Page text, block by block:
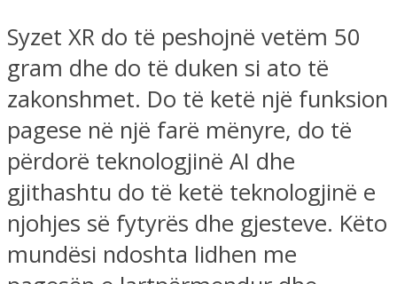
Syzet XR do të peshojnë vetëm 50
gram dhe do të duken si ato të
zakonshmet. Do të ketë një funksion
pagese në një farë mënyre, do të
përdorë teknologjinë AI dhe
gjithashtu do të ketë teknologjinë e
njohjes së fytyrës dhe gjesteve. Këto
mundësi ndoshta lidhen me